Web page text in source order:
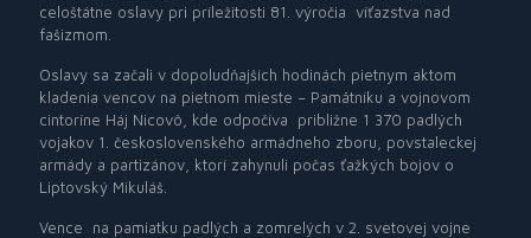
celoštátne oslavy pri príležitosti 81. výročia víťazstva nad
fašizmom.
Oslavy sa začali v dopoludňajších hodinách pietnym aktom
kladenia vencov na pietnom mieste – Pamätníku a vojnovom
cintoríne Háj Nicovô, kde odpočíva
približne 1 370 padlých
vojakov 1. československého armádneho zboru, povstaleckej
armády a partizánov, ktorí zahynuli počas ťažkých bojov o
Liptovský Mikuláš.
Vence
na pamiatku padlých a zomrelých v 2. svetovej vojne